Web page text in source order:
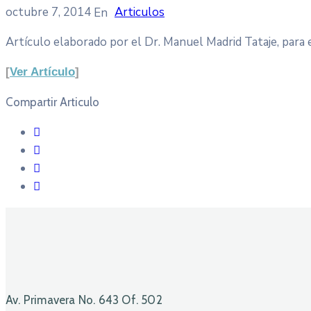
octubre 7, 2014
Articulos
Artículo elaborado por el Dr. Manuel Madrid Tataje, para
[Ver Artículo]
Compartir Articulo
Av. Primavera No. 643 Of. 502